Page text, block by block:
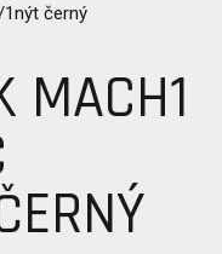
černý
MACH1